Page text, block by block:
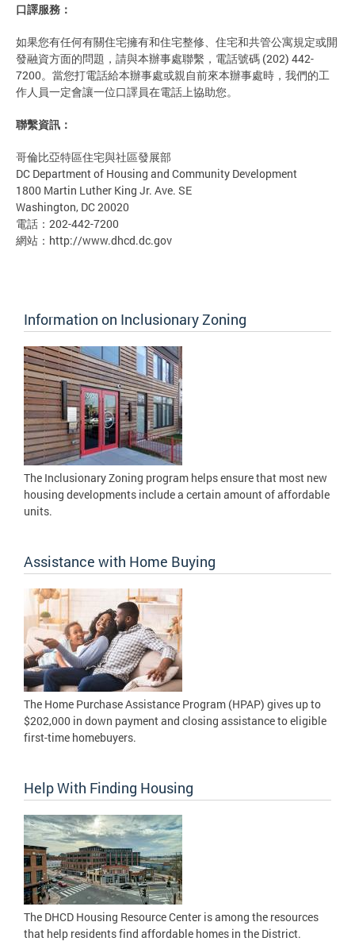
口譯服務：
如果您有任何有關住宅擁有和住宅整修、住宅和共管公寓規定或開
發融資方面的問題，請與本辦事處聯繫，電話號碼 (202) 442-
7200。當您打電話給本辦事處或親自前來本辦事處時，我們的工
作人員一定會讓一位口譯員在電話上協助您。
聯繫資訊：
哥倫比亞特區住宅與社區發展部
DC Department of Housing and Community Development
1800 Martin Luther King Jr. Ave. SE
Washington, DC 20020
電話：202-442-7200
網站：http://www.dhcd.dc.gov
Information on Inclusionary Zoning
The Inclusionary Zoning program helps ensure that most new
housing developments include a certain amount of affordable
units.
Assistance with Home Buying
The Home Purchase Assistance Program (HPAP) gives up to
$202,000 in down payment and closing assistance to eligible
first-time homebuyers.
Help With Finding Housing
The DHCD Housing Resource Center is among the resources
that help residents find affordable homes in the District.